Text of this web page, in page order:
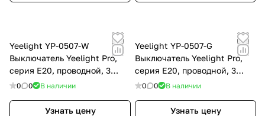
Yeelight YP-0507-W
Выключатель Yeelight Pro,
серия E20, проводной, 3
клавиши, белый (N+L or L)
0 0 В наличии
Узнать цену
Yeelight YP-0507-G
Выключатель Yeelight Pro,
серия E20, проводной, 3
клавиши, серый (N+L or L)
0 0 В наличии
Узнать цену